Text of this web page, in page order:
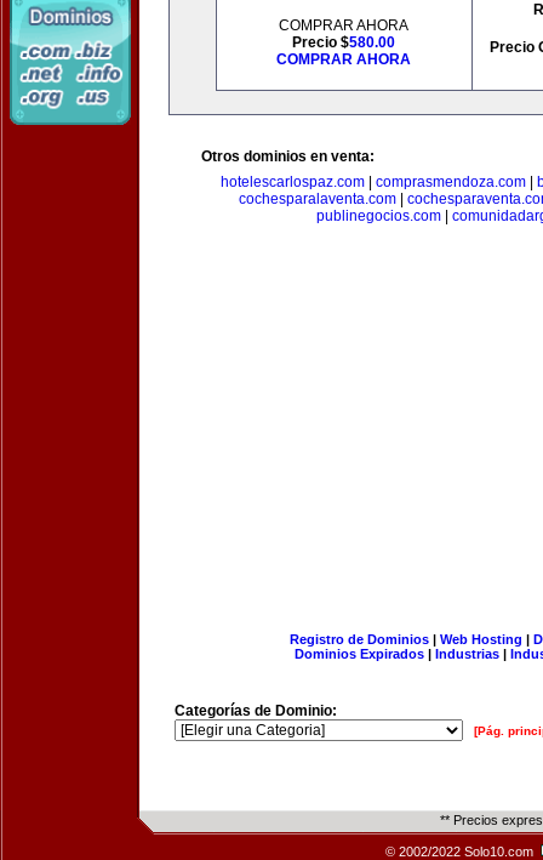
COMPRAR AHORA
Precio $580.00
COMPRAR AHORA
Precio
Otros dominios en venta:
hotelescarlospaz.com| comprasmendoza.com|
cochesparalaventa.com
publinegocios.com|
Registro de Dominios| Web Hosting |
Dominios Expirados | Industrias |
Categorías de Dominio:
[Pág.
** Precios
© 2002/2022 Solo10.com